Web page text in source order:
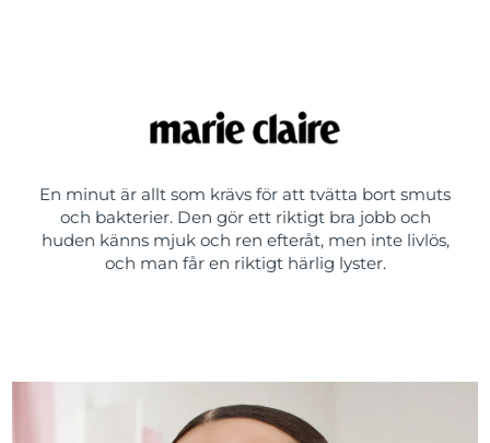
En minut är allt som krävs för att tvätta bort smuts
och bakterier. Den gör ett riktigt bra jobb och
huden känns mjuk och ren efteråt, men inte livlös,
och man får en riktigt härlig lyster.